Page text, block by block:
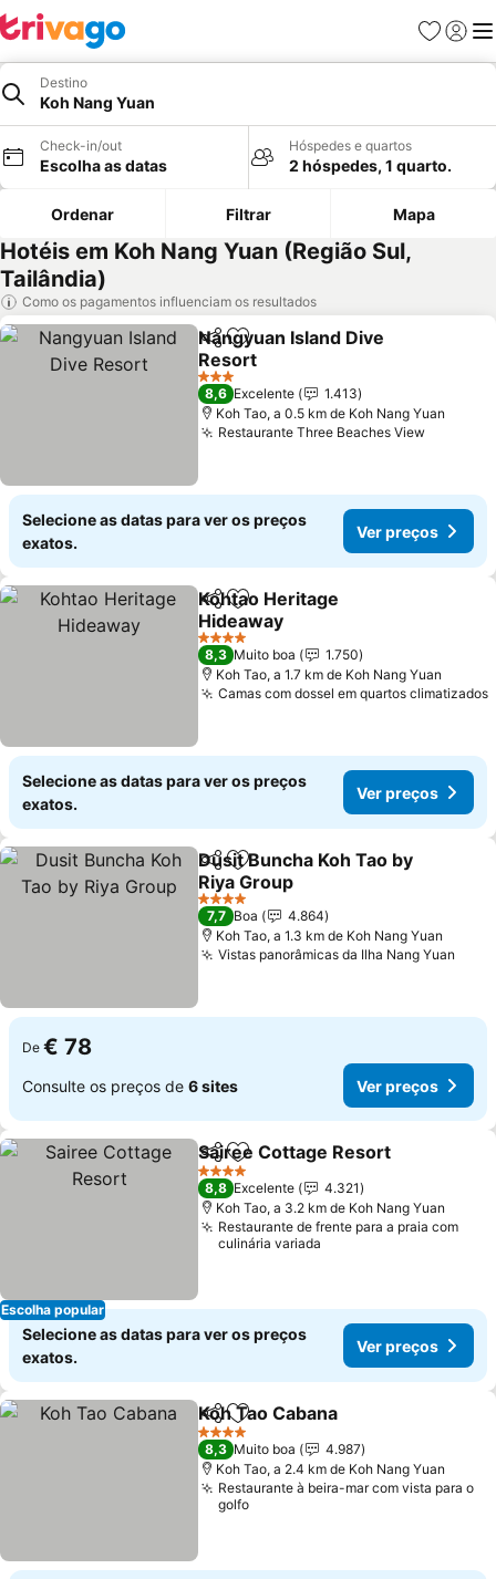
Favoritos
Iniciar
Destino
Koh Nang Yuan
Check-in/out
Escolha as datas
Hóspedes e quartos
2 hóspedes, 1 quarto.
Ordenar Filtrar Mapa
Hotéis em Koh Nang Yuan (Região Sul,
Tailândia)
Como os pagamentos influenciam os resultados
PartilharAdicionar aos favoritos
Nangyuan Island Dive
Resort
3 Estrelas
8,6 Excelente
1.413
Koh Tao, a 0.5 km de Koh Nang Yuan
Restaurante Three Beaches View
Selecione as datas para ver os preços
exatos.
Ver preços
PartilharAdicionar aos favoritos
Kohtao Heritage
Hideaway
4 Estrelas
8,3 Muito boa
1.750
Koh Tao, a 1.7 km de Koh Nang Yuan
Camas com dossel em quartos climatizados
Selecione as datas para ver os preços
exatos.
Ver preços
PartilharAdicionar aos favoritos
Dusit Buncha Koh Tao by
Riya Group
4 Estrelas
7,7 Boa
4.864
Koh Tao, a 1.3 km de Koh Nang Yuan
Vistas panorâmicas da Ilha Nang Yuan
De € 78
Consulte os preços de 6 sites Ver preços
Escolha popular
PartilharAdicionar aos favoritos
Sairee Cottage Resort
4 Estrelas
8,8 Excelente
4.321
Koh Tao, a 3.2 km de Koh Nang Yuan
Restaurante de frente para a praia com
culinária variada
Selecione as datas para ver os preços
exatos.
Ver preços
PartilharAdicionar aos favoritos
Koh Tao Cabana
4 Estrelas
8,3 Muito boa
4.987
Koh Tao, a 2.4 km de Koh Nang Yuan
Restaurante à beira-mar com vista para o
golfo